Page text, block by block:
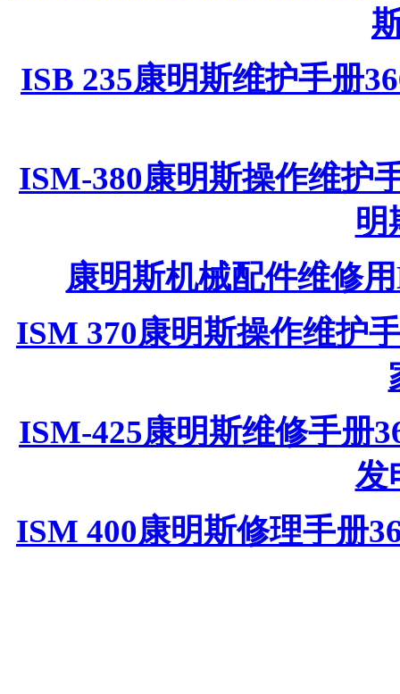
ISB 235康明斯维护手册
ISM-380康明斯操作维护
明
康明斯机械配件维修
ISM 370康明斯操作维护
ISM-425康明斯维修手册
发
ISM 400康明斯修理手册